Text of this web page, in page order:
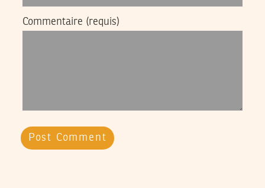
Commentaire (requis)